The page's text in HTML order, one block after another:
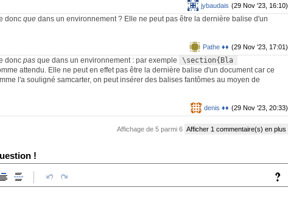
(29 Nov '23, 16:10)
jybaudais
donc que dans un environnement ? Elle ne peut pas être la dernière balise d'un
(29 Nov '23, 17:01)
Pathe ♦♦
donc pas que dans un environnement : par exemple
\section{Bla
attendu. Elle ne peut en effet pas être la dernière balise d'un document car ce
l'a souligné samcarter, on peut insérer des balises fantômes au moyen de
(29 Nov '23, 20:33)
denis ♦♦
Affichage de 5 parmi 6 Afficher 1 commentaire(s) en plus
!